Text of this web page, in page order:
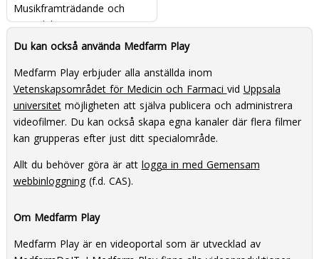
Musikframträdande och
prisutdelning
Du kan också använda Medfarm Play
Medfarm Play erbjuder alla anställda inom
Vetenskapsområdet för Medicin och Farmaci vid Uppsala
universitetmöjligheten att själva publicera och administrera
videofilmer. Du kan också skapa egna kanaler där flera filmer
kan grupperas efter just ditt specialområde.
Allt du behöver göra är att logga in med Gemensam
webbinloggning(f.d. CAS).
Om Medfarm Play
Medfarm Play är en videoportal som är utvecklad av